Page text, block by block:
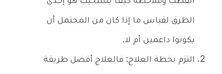
الطرق لقياس ما إذا كان من المحتمل أن
يكونوا داعمين أم لا.
التزم بخطة العلاج: فالعلاج أفضل طريقة